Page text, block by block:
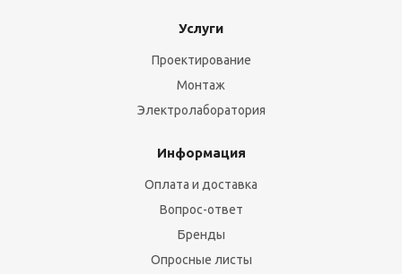
Услуги
Проектирование
Монтаж
Электролаборатория
Информация
Оплата и доставка
Вопрос-ответ
Бренды
Опросные листы